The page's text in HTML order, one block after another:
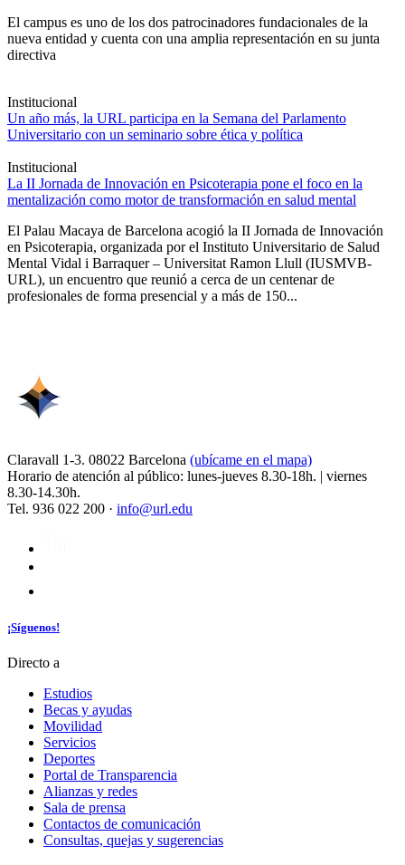
El campus es uno de los dos patrocinadores fundacionales de la
nueva entidad y cuenta con una amplia representación en su junta
directiva
Institucional
Un año más, la URL participa en la Semana del Parlamento
Universitario con un seminario sobre ética y política
Institucional
La II Jornada de Innovación en Psicoterapia pone el foco en la
mentalización como motor de transformación en salud mental
El Palau Macaya de Barcelona acogió la II Jornada de Innovación
en Psicoterapia, organizada por el Instituto Universitario de Salud
Mental Vidal i Barraquer – Universitat Ramon Llull (IUSMVB-
URL), un encuentro que reunió a cerca de un centenar de
profesionales de forma presencial y a más de 150...
Claravall 1-3. 08022 Barcelona (ubícame en el mapa)
Horario de atención al público: lunes-jueves 8.30-18h. | viernes
8.30-14.30h.
Tel. 936 022 200 · info@url.edu
¡Síguenos!
Directo a
Estudios
Becas y ayudas
Movilidad
Servicios
Deportes
Portal de Transparencia
Alianzas y redes
Sala de prensa
Contactos de comunicación
Consultas, quejas y sugerencias